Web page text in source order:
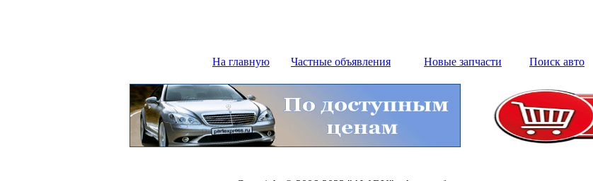
На главную Частные объявления Новые запчасти Поиск авто